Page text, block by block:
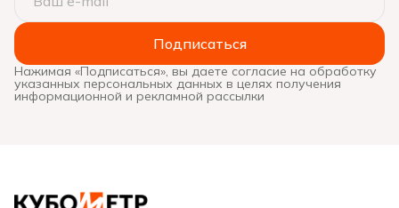
Подписаться
Нажимая «Подписаться», вы даете согласие на обработку
указанных персональных данных в целях получения
информационной и рекламной рассылки